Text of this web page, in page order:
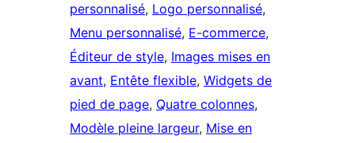
personnalisé, Logo personnalisé
Menu personnalisé, E-commerce
Éditeur de style, Images mises en
avant, Entête flexible, Widgets de
pied de page, Quatre colonnes
Modèle pleine largeur, Mise en